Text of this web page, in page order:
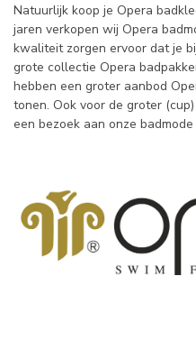
Natuurlijk koop je Opera
jaren verkopen wij Opera
kwaliteit zorgen ervoor dat je
grote collectie Opera
hebben een groter aanbod
tonen. Ook voor de groter
een bezoek aan onze